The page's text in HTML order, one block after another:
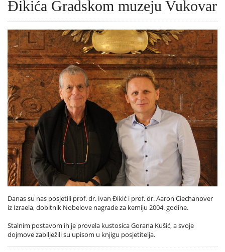
Đikića Gradskom muzeju Vukovar
Danas su nas posjetili prof. dr. Ivan Đikić i prof. dr. Aaron Ciechanover
iz Izraela, dobitnik Nobelove nagrade za kemiju 2004. godine.
Stalnim postavom ih je provela kustosica Gorana Kušić, a svoje
dojmove zabilježili su upisom u knjigu posjetitelja.